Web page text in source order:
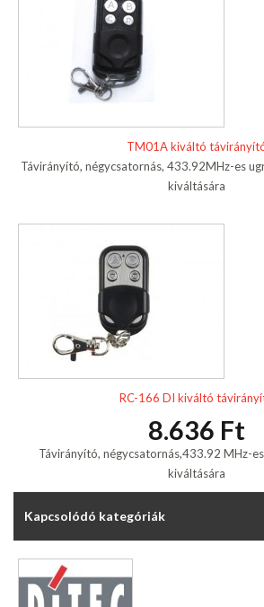
TM01A kiváltó
Távirányító, négycsatornás, 433.92MHz-es
kiváltására
RC-166 DI kiváltó
8.636 Ft
Távirányító, négycsatornás,433.92 MHz-
kiváltására
Kapcsolódó kategóriák